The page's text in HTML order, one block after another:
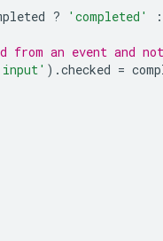
? 'completed' :
an event and
).checked =